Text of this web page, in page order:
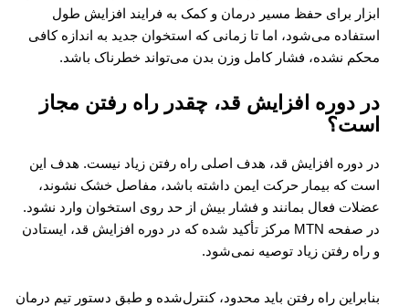
ابزار برای حفظ مسیر درمان و کمک به فرایند افزایش طول
استفاده می‌شود، اما تا زمانی که استخوان جدید به اندازه کافی
محکم نشده، فشار کامل وزن بدن می‌تواند خطرناک باشد.
در دوره افزایش قد، چقدر راه رفتن مجاز
است؟
در دوره افزایش قد، هدف اصلی راه رفتن زیاد نیست. هدف این
است که بیمار حرکت ایمن داشته باشد، مفاصل خشک نشوند،
عضلات فعال بمانند و فشار بیش از حد روی استخوان وارد نشود.
در صفحه MTN مرکز تأکید شده که در دوره افزایش قد، ایستادن
و راه رفتن زیاد توصیه نمی‌شود.
بنابراین راه رفتن باید محدود، کنترل‌شده و طبق دستور تیم درمان